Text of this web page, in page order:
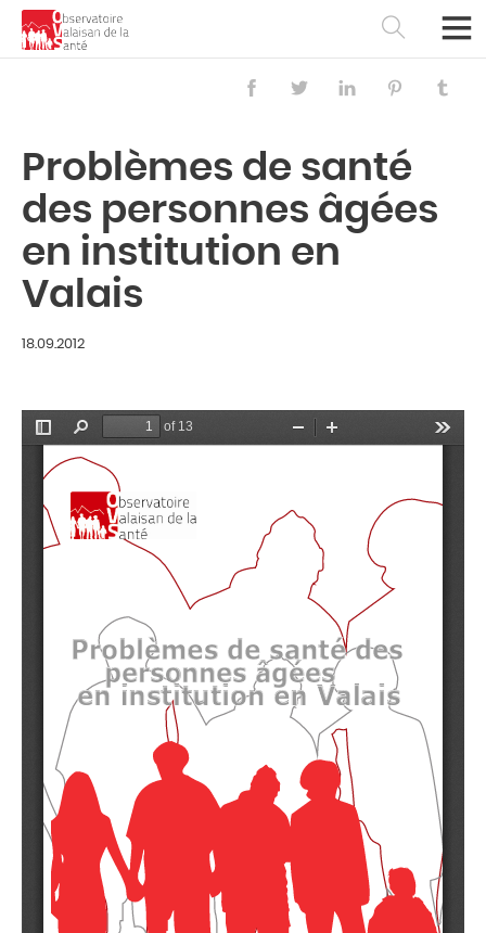
Problèmes de santé
des personnes âgées
en institution en
Valais
18.09.2012